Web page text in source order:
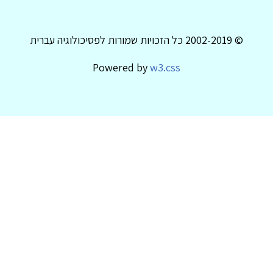
© 2002-2019 כל הזכויות שמורות לפסיכולוגיה עברית
Powered byw3.css